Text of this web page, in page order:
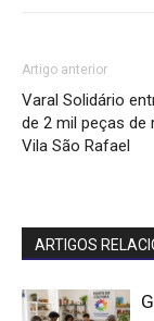
Artigo anterior
Varal Solidário
de 2 mil peças de
Vila São Rafael
ARTIGOS